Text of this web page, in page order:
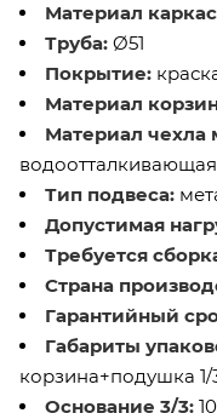
Материал
Труба: Ø51
Покрытие:
Материал
Материал чехла
водоотталкивающая
Тип подвеса:
Допустимая
Требуется
Страна
Гарантийный
Габариты
корзина+подушка 1/
Основание 3/3: